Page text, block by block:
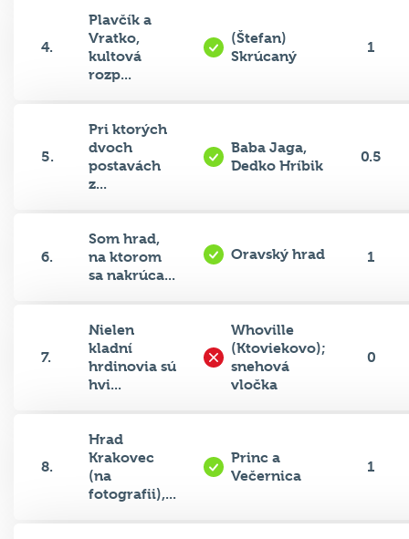
4.
Plavčík a
Vratko,
kultová
rozp...
(Štefan)
Skrúcaný
1
5.
Pri ktorých
dvoch
postavách
z...
Baba Jaga,
Dedko Hríbik
0.5
6.
Som hrad,
na ktorom
sa nakrúca...
Oravský hrad 1
7.
Nielen
kladní
hrdinovia sú
hvi...
Whoville
(Ktoviekovo);
snehová
vločka
0
8.
Hrad
Krakovec
(na
fotografii),...
Princ a
Večernica
1